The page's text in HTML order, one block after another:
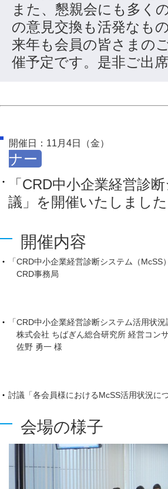
また、懇親会にも多く
の意見交換も活発なも
来年も会員の皆さまの
催予定です。是非ご出
開催日：11月4日（金）
ナー
「CRD中小企業経営診
議」を開催いたしました
開催内容
「CRD中小企業経営診断システム（McSS
CRD事務局
「CRD中小企業経営診断システム活用状況
株式会社 ちばぎん総合研究所 経営コン
佐野 勇一 様
討議「各会員様におけるMcSS活用状況につ
会場の様子